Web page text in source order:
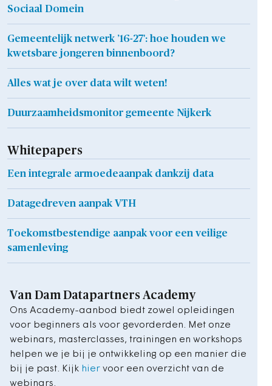
Sociaal Domein
Gemeentelijk netwerk ’16-27': hoe houden we
kwetsbare jongeren binnenboord?
Alles wat je over data wilt weten!
Duurzaamheidsmonitor gemeente Nijkerk
Whitepapers
Een integrale armoedeaanpak dankzij data
Datagedreven aanpak VTH
Toekomstbestendige aanpak voor een veilige
samenleving
Van Dam Datapartners Academy
Ons Academy-aanbod biedt zowel opleidingen
voor beginners als voor gevorderden. Met onze
webinars, masterclasses, trainingen en workshops
helpen we je bij je ontwikkeling op een manier die
bij je past. Kijk hier voor een overzicht van de
webinars.